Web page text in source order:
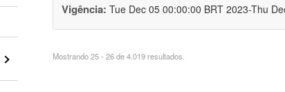
Vigência: Tue Dec 05 00:00:00 BRT 2023-Thu
Mostrando 25 - 26 de 4.019 resultados.